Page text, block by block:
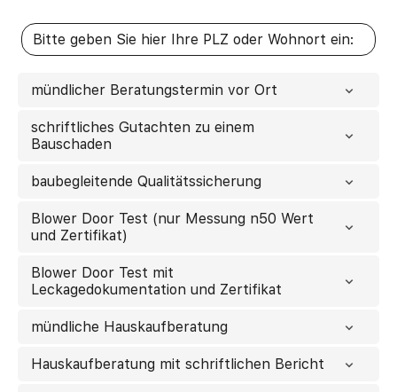
mündlicher Beratungstermin vor Ort
schriftliches Gutachten zu einem
Bauschaden
baubegleitende Qualitätssicherung
Blower Door Test (nur Messung n50 Wert
und Zertifikat)
Blower Door Test mit
Leckagedokumentation und Zertifikat
mündliche Hauskaufberatung
Hauskaufberatung mit schriftlichen Bericht